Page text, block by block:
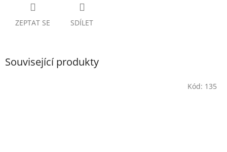
ZEPTAT SE SDÍLET
Související produkty
Kód: 135